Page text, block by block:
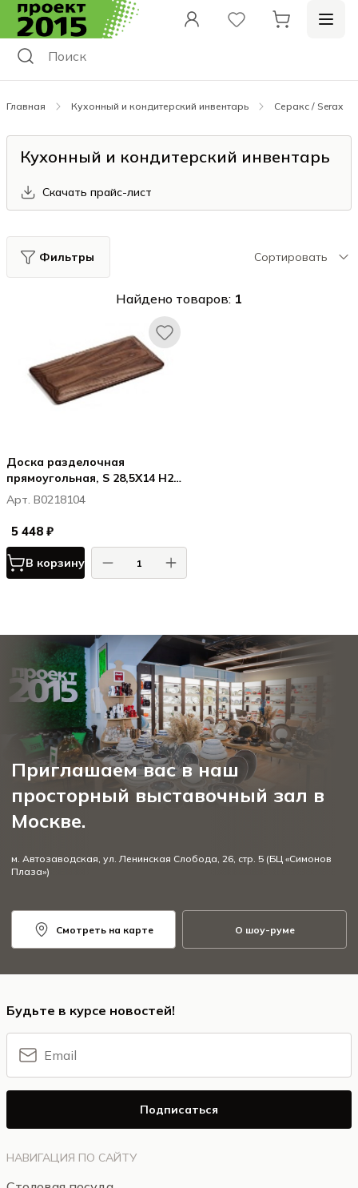
Главная Кухонный и кондитерский инвентарь Серакс / Serax
Кухонный и кондитерский инвентарь
Скачать прайс-лист
Фильтры Сортировать
Найдено товаров: 1
Доска разделочная
прямоугольная, S 28,5X14 H2
см, дерево
Арт. B0218104
5 448 ₽
В корзину
Приглашаем вас в наш
просторный выставочный зал в
Москве.
м. Автозаводская, ул. Ленинская Слобода, 26, стр. 5 (БЦ «Симонов
Плаза»)
Смотреть на карте О шоу-руме
НАВИГАЦИЯ ПО САЙТУ
Будьте в курсе новостей!
Подписаться